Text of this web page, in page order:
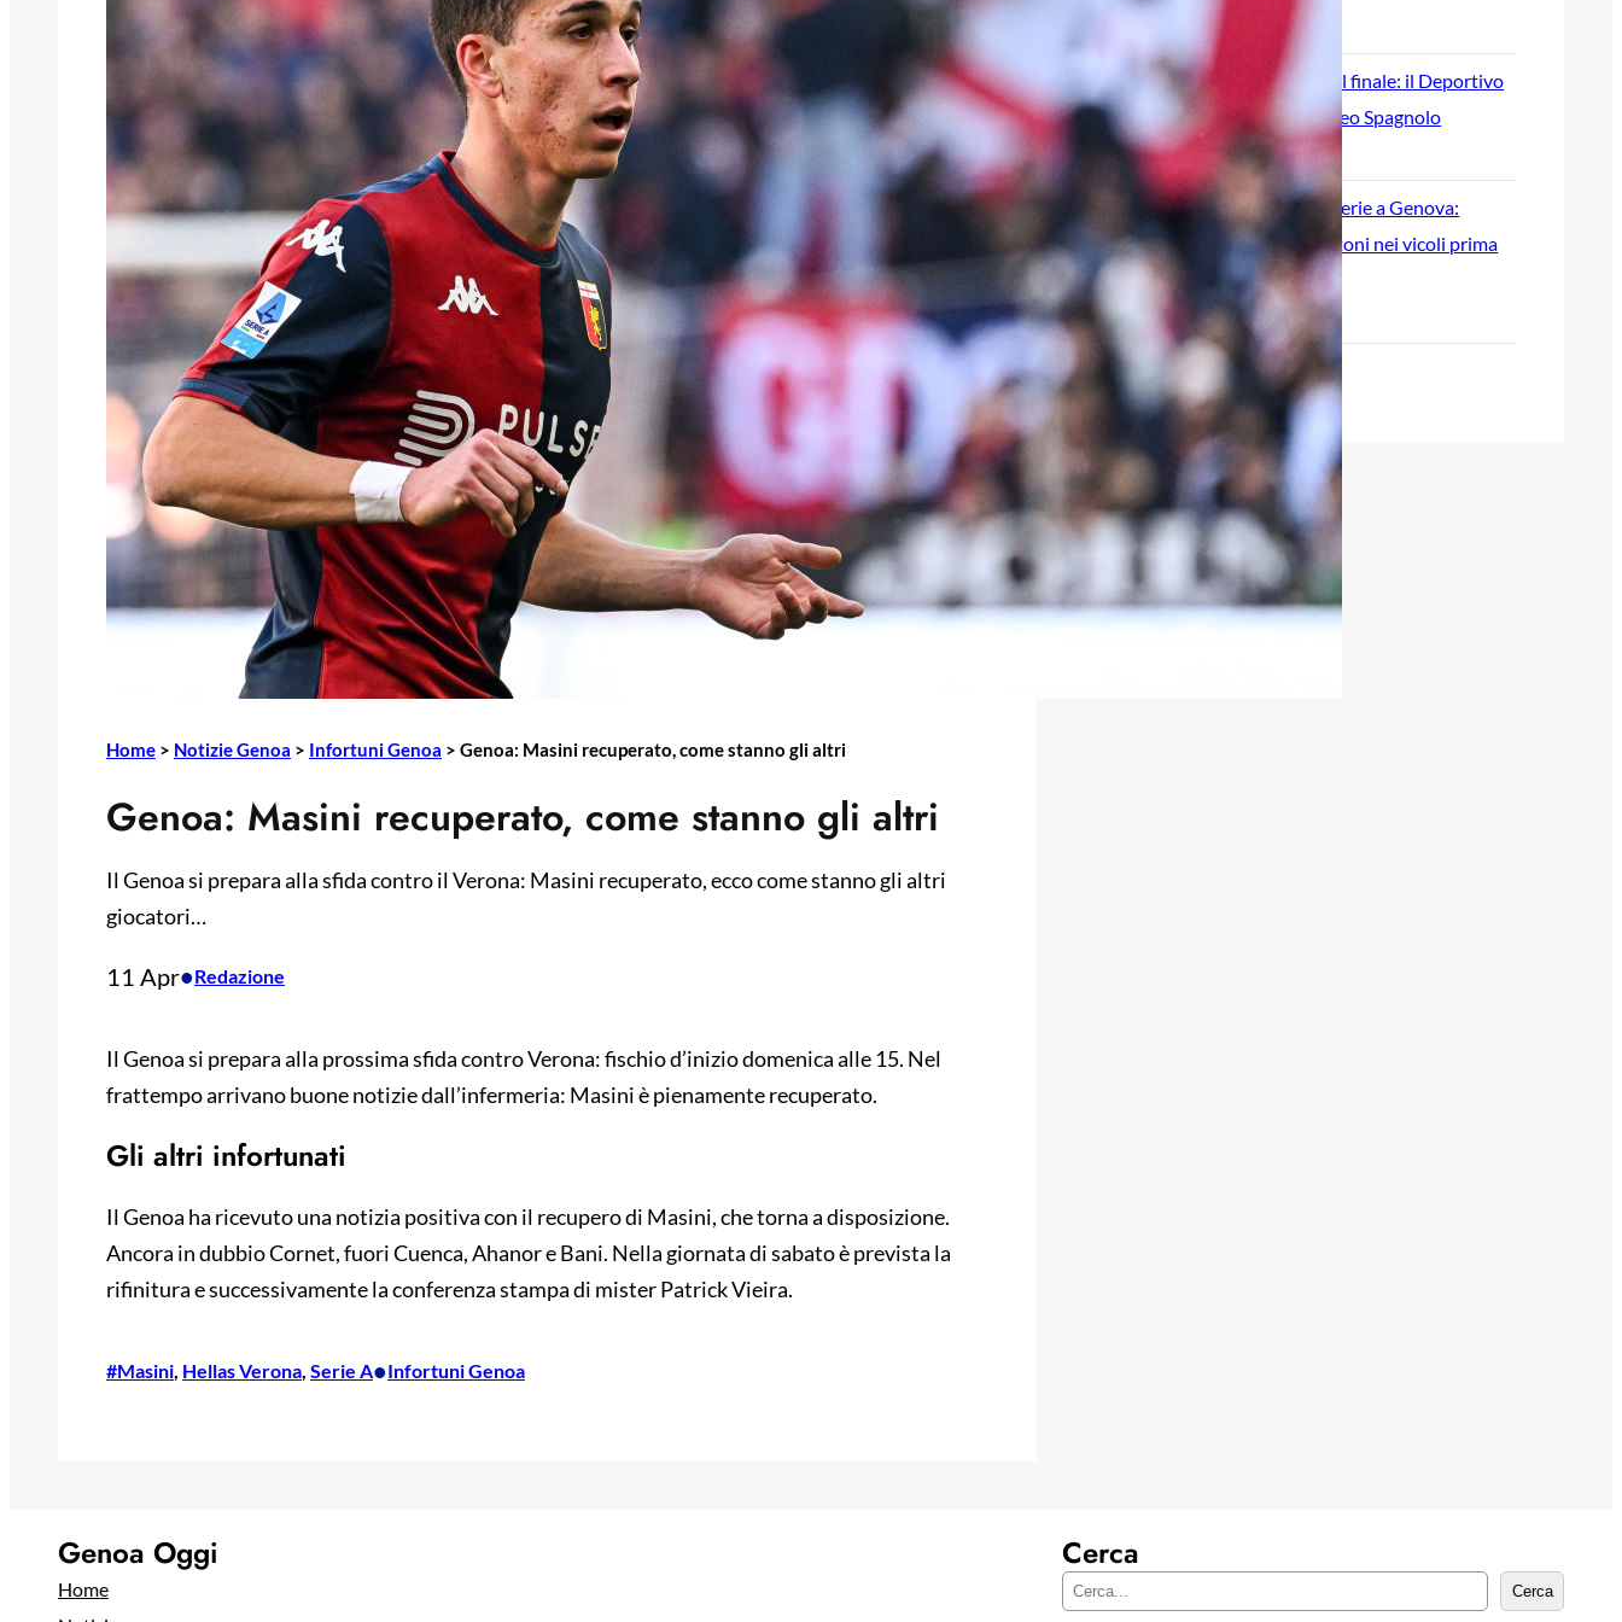
Home > Notizie Genoa > Infortuni Genoa > Genoa: Masini recuperato, come stanno gli altri
Genoa: Masini recuperato, come stanno gli altri
Il Genoa si prepara alla sfida contro il Verona: Masini recuperato, ecco come stanno gli altri
giocatori…
11 Apr•Redazione
Il Genoa si prepara alla prossima sfida contro Verona: fischio d’inizio domenica alle 15. Nel
frattempo arrivano buone notizie dall’infermeria: Masini è pienamente recuperato.
Gli altri infortunati
Il Genoa ha ricevuto una notizia positiva con il recupero di Masini, che torna a disposizione.
Ancora in dubbio Cornet, fuori Cuenca, Ahanor e Bani. Nella giornata di sabato è prevista la
rifinitura e successivamente la conferenza stampa di mister Patrick Vieira.
#Masini, Hellas Verona, Serie A•Infortuni Genoa
9 Agosto 2026
Genoa, beffa nel finale: il Deportivo
vince 1-0 il Trofeo Spagnolo
8 Agosto 2026
Scontri tra tifoserie a Genova:
spranghe e bastoni nei vicoli prima
del Trofeo Spagnolo
8 Agosto 2026
Genoa Oggi
Home
Cerca
C
Cerca